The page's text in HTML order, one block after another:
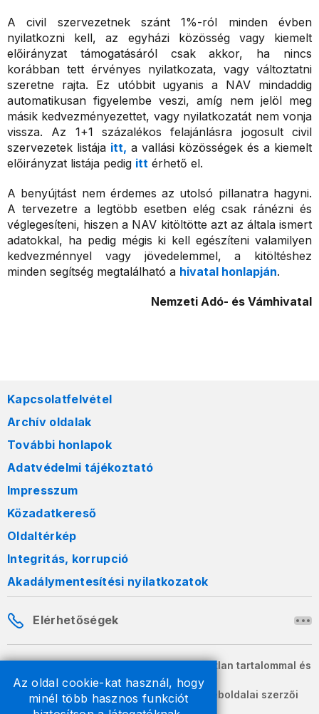
Az oldal cookie-kat használ, hogy
minél több hasznos funkciót
A civil szervezetnek szánt 1%-ról minden évben
nyilatkozni kell, az egyházi közösség vagy kiemelt
előirányzat támogatásáról csak akkor, ha nincs
korábban tett érvényes nyilatkozata, vagy változtatni
szeretne rajta. Ez utóbbit ugyanis a NAV mindaddig
automatikusan figyelembe veszi, amíg nem jelöl meg
másik kedvezményezettet, vagy nyilatkozatát nem vonja
vissza. Az 1+1 százalékos felajánlásra jogosult civil
szervezetek listája itt, a vallási közösségek és a kiemelt
előirányzat listája pedig itt érhető el.
A benyújtást nem érdemes az utolsó pillanatra hagyni.
A tervezetre a legtöbb esetben elég csak ránézni és
véglegesíteni, hiszen a NAV kitöltötte azt az általa ismert
adatokkal, ha pedig mégis ki kell egészíteni valamilyen
kedvezménnyel vagy jövedelemmel, a kitöltéshez
minden segítség megtalálható a hivatal honlapján.
Nemzeti Adó- és Vámhivatal
Kapcsolatfelvétel
Archív oldalak
További honlapok
Adatvédelmi tájékoztató
Impresszum
Közadatkereső
Oldaltérkép
Integritás, korrupció
Akadálymentesítési nyilatkozatok
Elérhetőségek
A honlapon szereplő információk változatlan tartalommal és
formában szabadon terjeszthetők.
2026 © A Nemzeti Adó- és Vámhivatal weboldalai szerzői
jogvédelem alatt állnak.